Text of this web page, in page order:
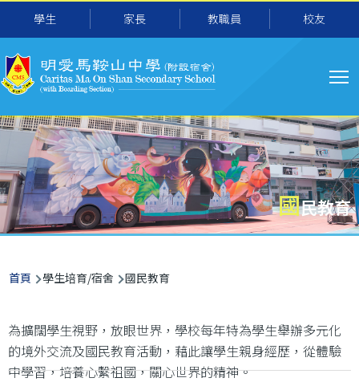
移至主內容
學生 家長 教職員 校友
导
航
國民教育
導
航
連
結
首頁 學生培育/宿舍 國民教育
為擴闊學生視野，放眼世界，學校每年特為學生舉辦多元化
的境外交流及國民教育活動，藉此讓學生親身經歷，從體驗
中學習，培養心繫祖國，關心世界的精神。